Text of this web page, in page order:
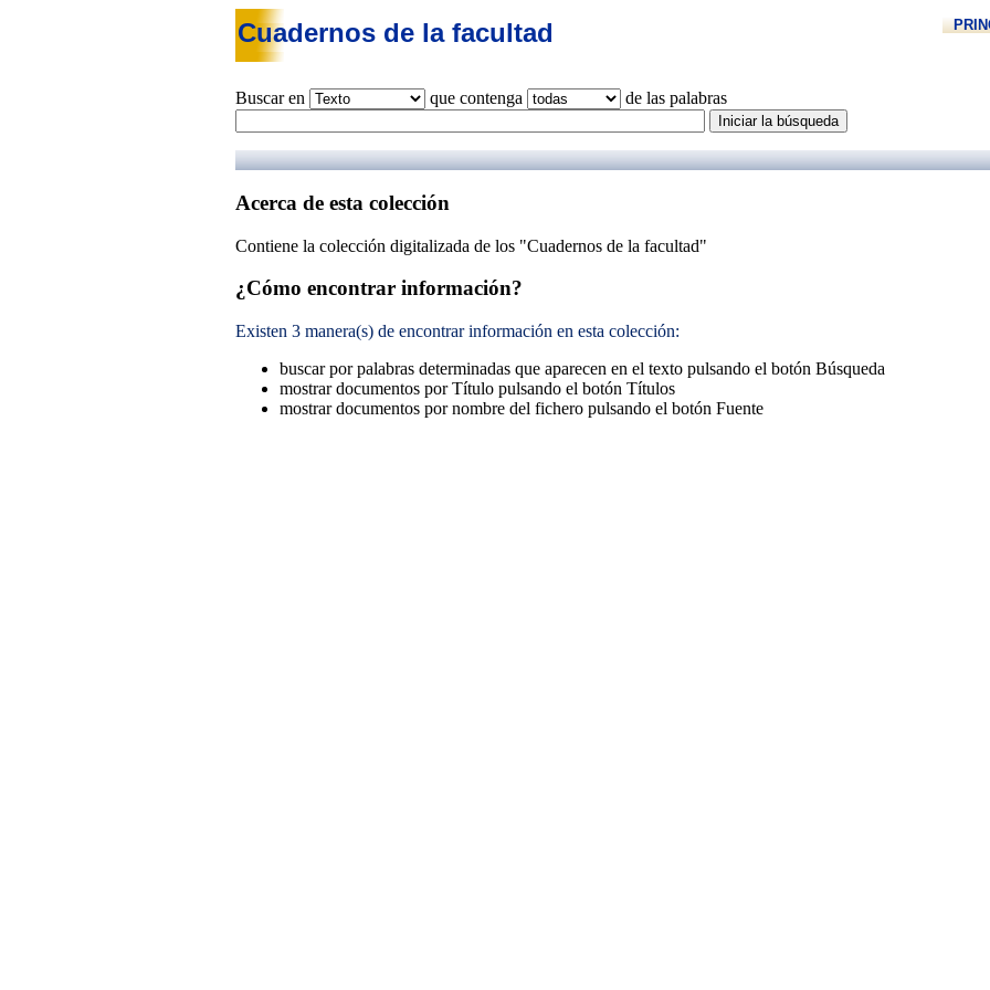
Cuadernos de la facultad
Buscar en que contenga de las palabras
Acerca de esta colección
Contiene la colección digitalizada de los "Cuadernos de la facultad"
¿Cómo encontrar información?
Existen 3 manera(s) de encontrar información en esta colección:
buscar por palabras determinadas que aparecen en el texto pulsando el botón Búsqueda
mostrar documentos por Título pulsando el botón Títulos
mostrar documentos por nombre del fichero pulsando el botón Fuente